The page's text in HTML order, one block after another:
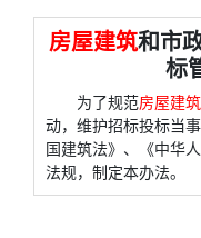
房屋建筑和市
标
为了规范房屋建筑
动，维护招标投标当
国建筑法》、《中华
法规，制定本办法。